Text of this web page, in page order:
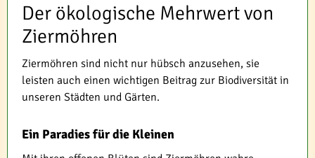
Der ökologische Mehrwert von
Ziermöhren
Ziermöhren sind nicht nur hübsch anzusehen, sie
leisten auch einen wichtigen Beitrag zur Biodiversität in
unseren Städten und Gärten.
Ein Paradies für die Kleinen